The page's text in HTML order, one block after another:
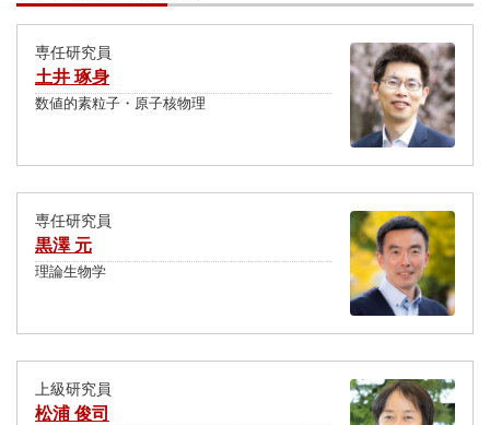
専任研究員
土井 琢身
数値的素粒子・原子核物理
専任研究員
黒澤 元
理論生物学
上級研究員
松浦 俊司